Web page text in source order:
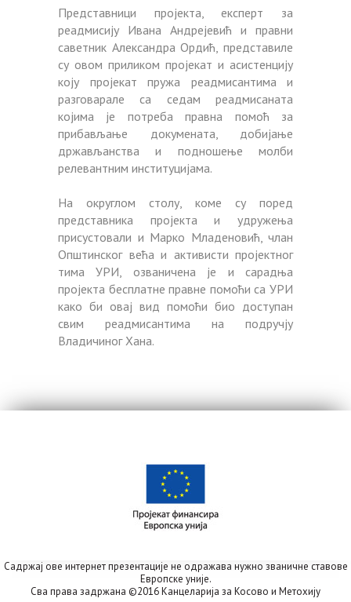
Представници пројекта, експерт за
реадмисију Ивана Андрејевић и правни
саветник Александра Ордић, представиле
су овом приликом пројекат и асистенцију
коју пројекат пружа реадмисантима и
разговарале са седам реадмисаната
којима је потреба правна помоћ за
прибављање докумената, добијање
држављанства и подношење молби
релевантним институцијама.
На округлом столу, коме су поред
представника пројекта и удружења
присустовали и Марко Младеновић, члан
Општинског већа и активисти пројектног
тима УРИ, озваничена је и сарадња
пројекта бесплатне правне помоћи са УРИ
како би овај вид помоћи био доступан
свим реадмисантима на подручју
Владичиног Хана.
Садржај ове интернет презентације не одражава нужно званичне ставове
Европске уније.
Сва права задржана ©2016 Канцеларија за Косово и Метохију